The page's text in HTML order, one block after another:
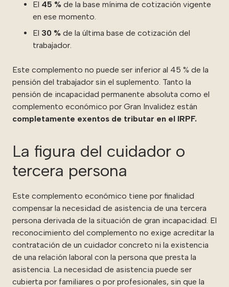
El 45 % de la base mínima de cotización vigente
en ese momento.
El 30 % de la última base de cotización del
trabajador.
Este complemento no puede ser inferior al 45 % de la
pensión del trabajador sin el suplemento. Tanto la
pensión de incapacidad permanente absoluta como el
complemento económico por Gran Invalidez están
completamente exentos de tributar en el IRPF.
La figura del cuidador o
tercera persona
Este complemento económico tiene por finalidad
compensar la necesidad de asistencia de una tercera
persona derivada de la situación de gran incapacidad. El
reconocimiento del complemento no exige acreditar la
contratación de un cuidador concreto ni la existencia
de una relación laboral con la persona que presta la
asistencia. La necesidad de asistencia puede ser
cubierta por familiares o por profesionales, sin que la